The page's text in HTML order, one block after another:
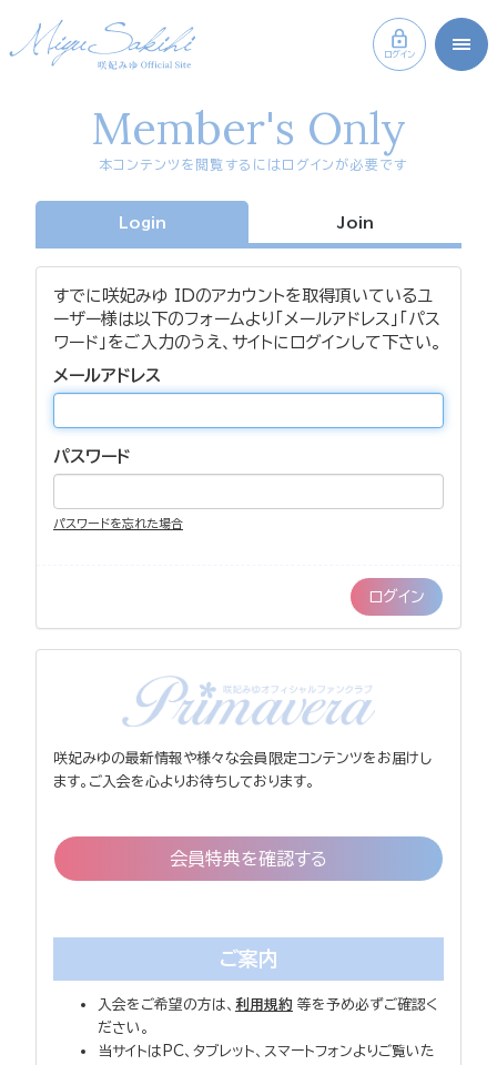
ログイン
Member's Only
本コンテンツを閲覧するにはログインが必要です
Login Join
すでに咲妃みゆ IDのアカウントを取得頂いているユ
ーザー様は以下のフォームより「メールアドレス」「パス
ワード」をご入力のうえ、サイトにログインして下さい。
メールアドレス
パスワード
パスワードを忘れた場合
咲妃みゆの最新情報や様々な会員限定コンテンツをお届けし
ます。ご入会を心よりお待ちしております。
会員特典を確認する
ご案内
入会をご希望の方は、 利用規約 等を予め必ずご確認く
ださい。
当サイトはPC、タブレット、スマートフォンよりご覧いた